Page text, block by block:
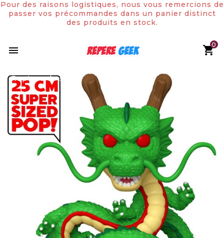

Pour des raisons logistiques, nous vous remercions de
passer vos précommandes dans un panier distinct
des produits en stock.
0
Rupture de stock